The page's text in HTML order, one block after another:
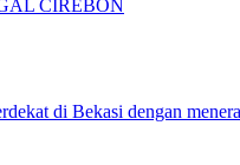
CIREBON
di Bekasi dengan